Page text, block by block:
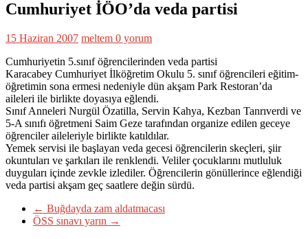
Cumhuriyet İÖO’da veda partisi
15 Haziran 2007 meltem 0 yorum
Cumhuriyetin 5.sınıf öğrencilerinden veda partisi
Karacabey Cumhuriyet İlköğretim Okulu 5. sınıf öğrencileri eğitim-
öğretimin sona ermesi nedeniyle dün akşam Park Restoran’da
aileleri ile birlikte doyasıya eğlendi.
Sınıf Anneleri Nurgül Özatilla, Servin Kahya, Kezban Tanrıverdi ve
5-A sınıfı öğretmeni Saim Geze tarafından organize edilen geceye
öğrenciler aileleriyle birlikte katıldılar.
Yemek servisi ile başlayan veda gecesi öğrencilerin skeçleri, şiir
okuntuları ve şarkıları ile renklendi. Veliler çocuklarını mutluluk
duyguları içinde zevkle izlediler. Öğrencilerin gönüllerince eğlendiği
veda partisi akşam geç saatlere değin sürdü.
← Buğdayda zam aldatmacası
ÖSS sınavı yarın →